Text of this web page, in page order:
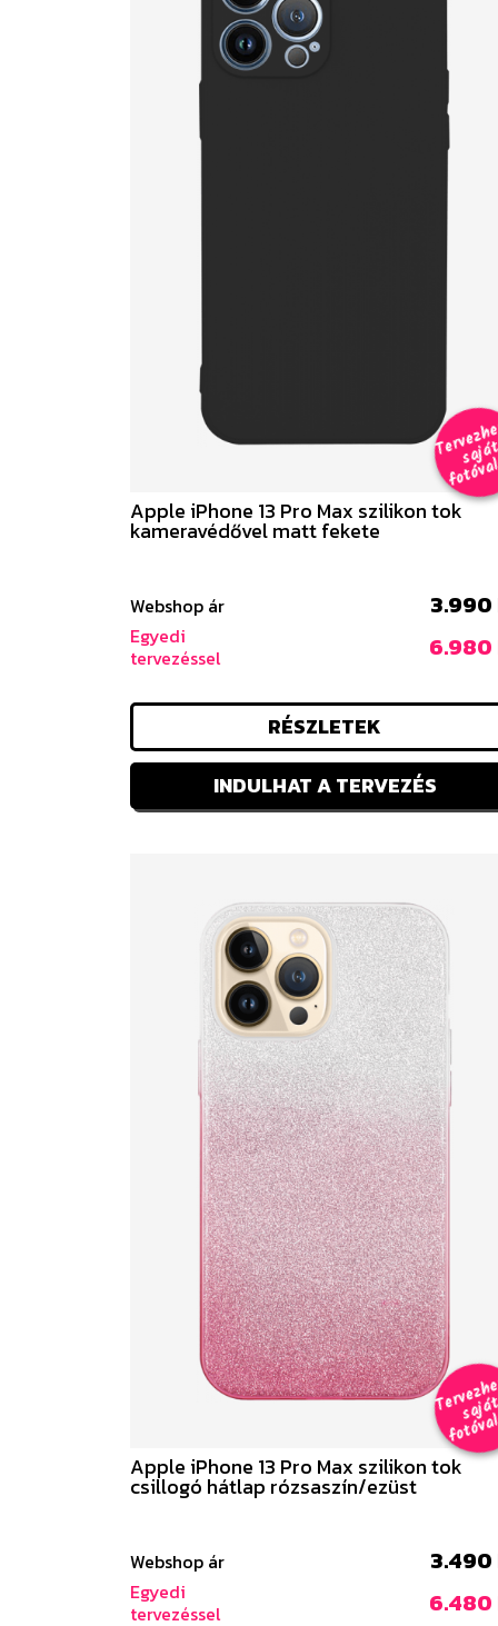
T
t
al
Apple iPhone 13 Pro Max szilikon tok
kameravédővel matt fekete
Webshop ár 3.990
Egyedi
tervezéssel
6.980
RÉSZLETEK
INDULHAT A TERVEZÉS
T
t
al
Apple iPhone 13 Pro Max szilikon tok
csillogó hátlap rózsaszín/ezüst
Webshop ár 3.490
Egyedi
tervezéssel
6.480